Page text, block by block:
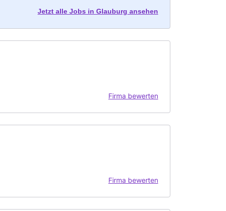
Jetzt alle Jobs in Glauburg ansehen
Firma bewerten
Firma bewerten